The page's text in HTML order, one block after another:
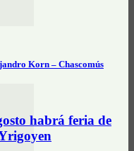
Korn – Chascomús
habrá feria de